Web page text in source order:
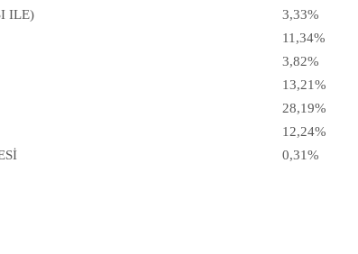
ILE)
3,33%
11,34%
3,82%
13,21%
28,19%
12,24%
0,31%